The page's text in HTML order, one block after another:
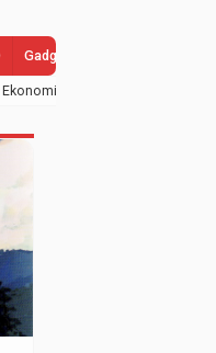
Gadgets
dan Bisnis Islam